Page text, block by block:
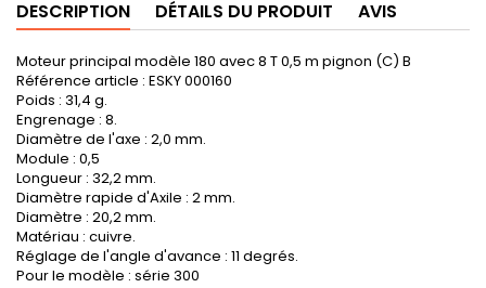
DESCRIPTION DÉTAILS DU PRODUIT AVIS
Moteur principal modèle 180 avec 8 T 0,5 m pignon (C) B
Référence article : ESKY 000160
Poids : 31,4 g.
Engrenage : 8.
Diamètre de l'axe : 2,0 mm.
Module : 0,5
Longueur : 32,2 mm.
Diamètre rapide d'Axile : 2 mm.
Diamètre : 20,2 mm.
Matériau : cuivre.
Réglage de l'angle d'avance : 11 degrés.
Pour le modèle : série 300